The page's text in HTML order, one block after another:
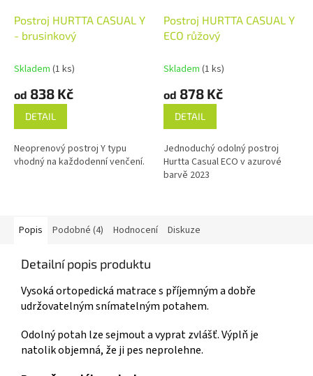
Postroj HURTTA CASUAL Y
- brusinkový
Skladem (1 ks)
od 838 Kč
DETAIL
Neoprenový postroj Y typu
vhodný na každodenní venčení.
Postroj HURTTA CASUAL Y
ECO růžový
Skladem (1 ks)
od 878 Kč
DETAIL
Jednoduchý odolný postroj
Hurtta Casual ECO v azurové
barvě 2023
Popis Podobné (4) Hodnocení Diskuze
Detailní popis produktu
Vysoká ortopedická matrace s příjemným a dobře
udržovatelným snímatelným potahem.
Odolný potah lze sejmout a vyprat zvlášť. Výplň je
natolik objemná, že ji pes neprolehne.